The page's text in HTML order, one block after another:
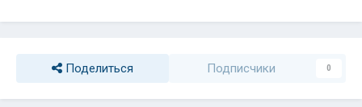
Поделиться Подписчики 0